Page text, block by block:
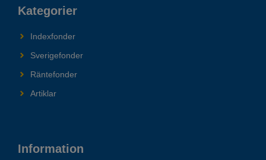
Kategorier
Indexfonder
Sverigefonder
Räntefonder
Artiklar
Information